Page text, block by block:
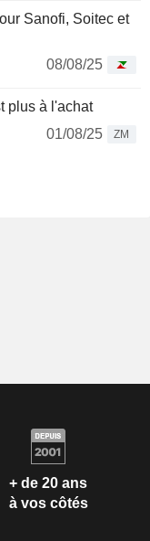
Sanofi, Soitec et
08/08/25
plus à l'achat
01/08/25
ZM
+ de 20 ans
à vos côtés